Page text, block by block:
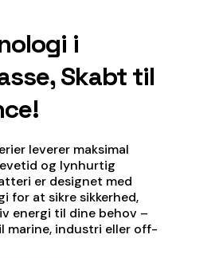
i
Skabt til
leverer maksimal
og lynhurtig
er designet med
for at sikre sikkerhed,
energi til dine behov –
marine, industri eller off-